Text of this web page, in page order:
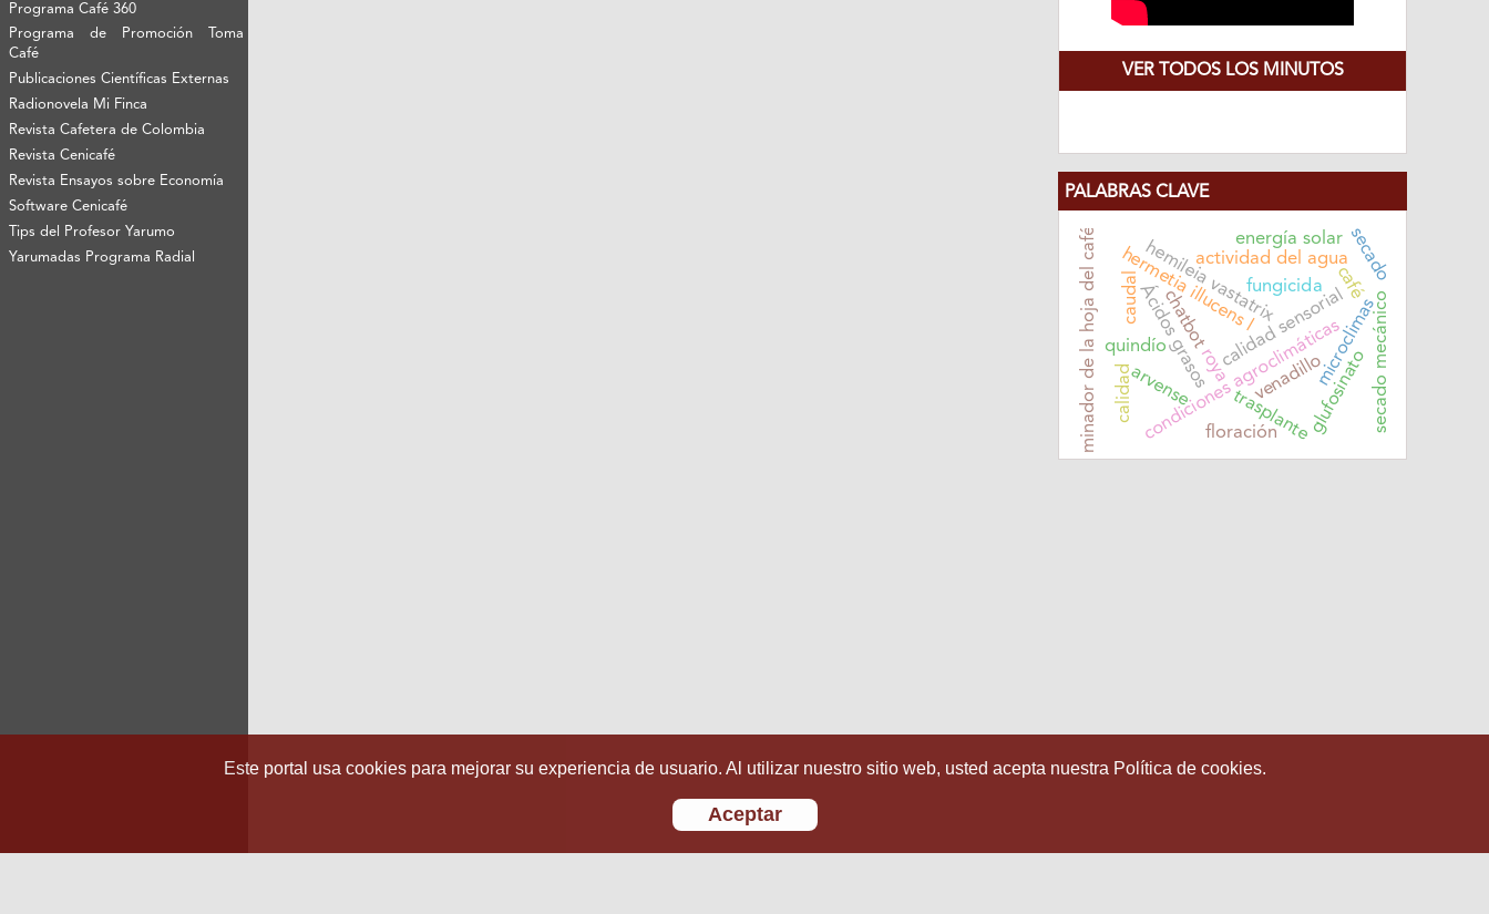
Programa Café 360
Programa de Promoción Toma
Café
Publicaciones Científicas Externas
Radionovela Mi Finca
Revista Cafetera de Colombia
Revista Cenicafé
Revista Ensayos sobre Economía
Software Cenicafé
Tips del Profesor Yarumo
Yarumadas Programa Radial
VER TODOS LOS MINUTOS
PALABRAS CLAVE
Ácidos grasos
condiciones agroclimáticas
calidad sensorial
quindío
hermetia illucens l
roya
hemileia vastatrixfungicida
chatbot microclimas
actividad del agua
café
arvense venadilloglufosinato
minador de la hoja del café calidad
caudal secado mecánico
trasplante
energía solar
floración
secado
Este portal usa cookies para mejorar su experiencia de usuario. Al utilizar nuestro sitio web, usted acepta nuestra Política de cookies.
Aceptar